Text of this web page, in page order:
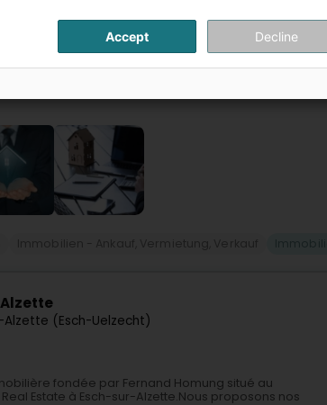
verwaltet seit über 30 Jahren Gebäude.
Hausverwalter Luxemburgs. Immobilienagentur
Alzette (Esch-Uelzecht)
fondée par Fernand Homung situé au
Estate à Esch-sur-Alzette.Nous proposons nos
Accept Decline